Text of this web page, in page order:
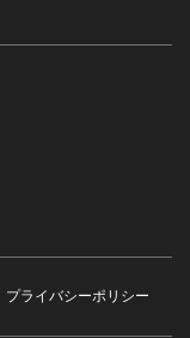
プライバシーポリシー